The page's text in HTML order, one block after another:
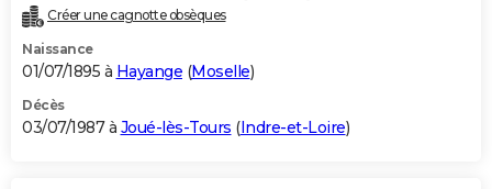
Créer une cagnotte obsèques
Naissance
01/07/1895 à Hayange (Moselle)
Décès
03/07/1987 à Joué-lès-Tours (Indre-et-Loire)